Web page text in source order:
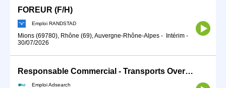
FOREUR (F/H)
Emploi RANDSTAD
Mions (69780), Rhône (69), Auvergne-Rhône-Alpes - Intérim -
30/07/2026
Responsable Commercial - Transports Overseas(H/F)
Emploi Adsearch